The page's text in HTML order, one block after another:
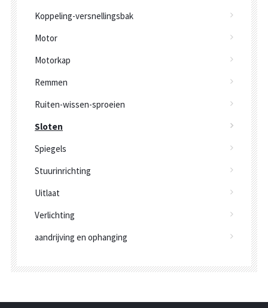
Koppeling-versnellingsbak
Motor
Motorkap
Remmen
Ruiten-wissen-sproeien
Sloten
Spiegels
Stuurinrichting
Uitlaat
Verlichting
aandrijving en ophanging